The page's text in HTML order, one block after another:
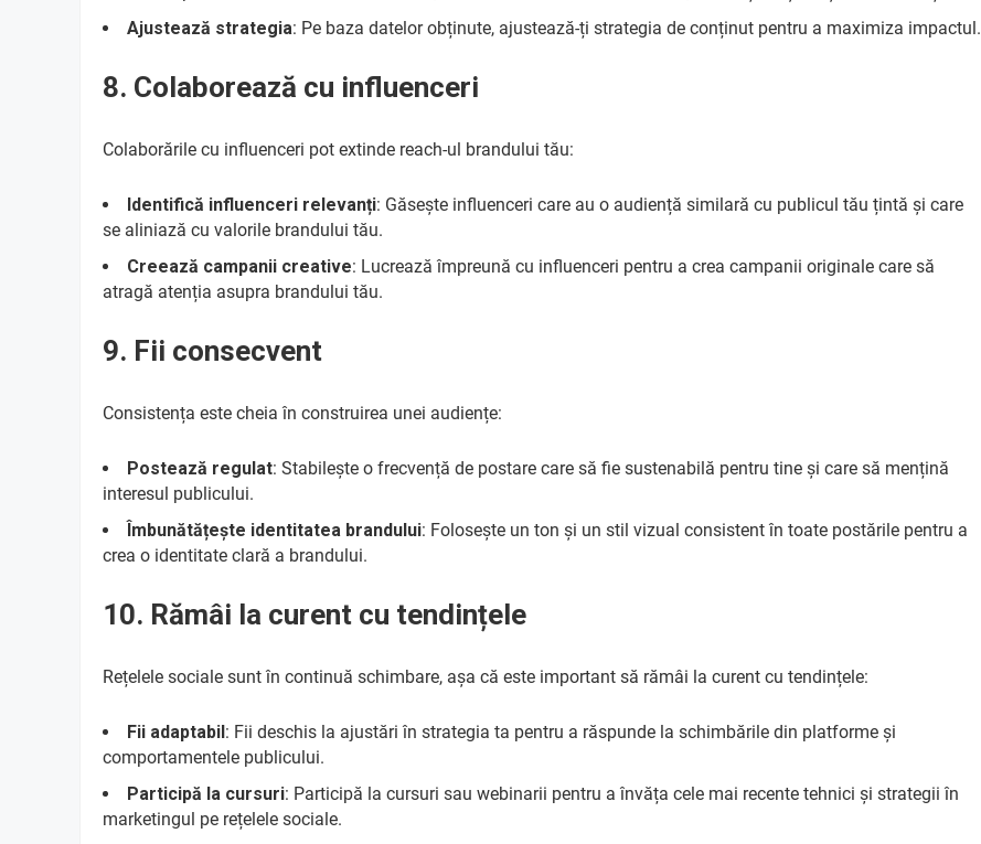
Ajustează strategia: Pe baza datelor obținute, ajustează-ți strategia de conținut pentru a maximiza impactul.
8. Colaborează cu influenceri
Colaborările cu influenceri pot extinde reach-ul brandului tău:
Identifică influenceri relevanți: Găsește influenceri care au o audiență similară cu publicul tău țintă și care
se aliniază cu valorile brandului tău.
Creează campanii creative: Lucrează împreună cu influenceri pentru a crea campanii originale care să
atragă atenția asupra brandului tău.
9. Fii consecvent
Consistența este cheia în construirea unei audiențe:
Postează regulat: Stabilește o frecvență de postare care să fie sustenabilă pentru tine și care să mențină
interesul publicului.
Îmbunătățește identitatea brandului: Folosește un ton și un stil vizual consistent în toate postările pentru a
crea o identitate clară a brandului.
10. Rămâi la curent cu tendințele
Rețelele sociale sunt în continuă schimbare, așa că este important să rămâi la curent cu tendințele:
Fii adaptabil : Fii deschis la ajustări în strategia ta pentru a răspunde la schimbările din platforme și
comportamentele publicului.
Participă la cursuri: Participă la cursuri sau webinarii pentru a învăța cele mai recente tehnici și strategii în
marketingul pe rețelele sociale.